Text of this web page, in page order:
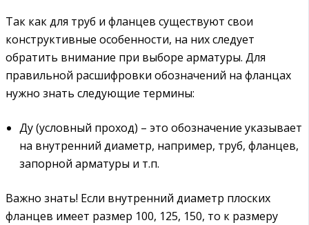
Так как для труб и фланцев существуют свои
конструктивные особенности, на них следует
обратить внимание при выборе арматуры. Для
правильной расшифровки обозначений на фланцах
нужно знать следующие термины:
Ду (условный проход) – это обозначение указывает
на внутренний диаметр, например, труб, фланцев,
запорной арматуры и т.п.
Важно знать! Если внутренний диаметр плоских
фланцев имеет размер 100, 125, 150, то к размеру